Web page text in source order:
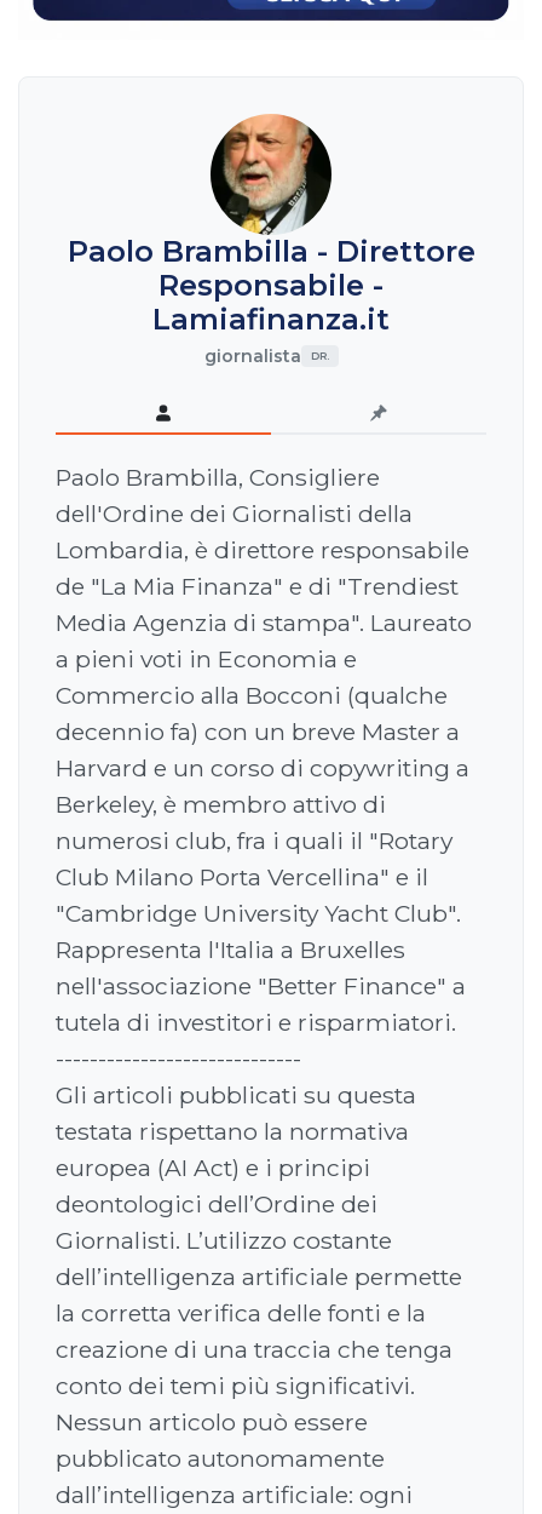
Paolo Brambilla - Direttore
Responsabile -
Lamiafinanza.it
giornalista DR.
Paolo Brambilla, Consigliere
dell'Ordine dei Giornalisti della
Lombardia, è direttore responsabile
de "La Mia Finanza" e di "Trendiest
Media Agenzia di stampa". Laureato
a pieni voti in Economia e
Commercio alla Bocconi (qualche
decennio fa) con un breve Master a
Harvard e un corso di copywriting a
Berkeley, è membro attivo di
numerosi club, fra i quali il "Rotary
Club Milano Porta Vercellina" e il
"Cambridge University Yacht Club".
Rappresenta l'Italia a Bruxelles
nell'associazione "Better Finance" a
tutela di investitori e risparmiatori.
-----------------------------
Gli articoli pubblicati su questa
testata rispettano la normativa
europea (AI Act) e i principi
deontologici dell’Ordine dei
Giornalisti. L’utilizzo costante
dell’intelligenza artificiale permette
la corretta verifica delle fonti e la
creazione di una traccia che tenga
conto dei temi più significativi.
Nessun articolo può essere
pubblicato autonomamente
dall’intelligenza artificiale: ogni